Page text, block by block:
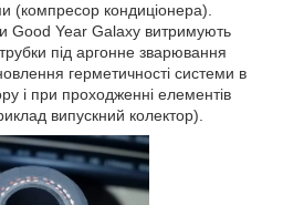
(компресор кондиціонера).
Good Year Galaxy витримують
під аргонне зварювання
герметичності системи в
і при проходженні елементів
випускний колектор).